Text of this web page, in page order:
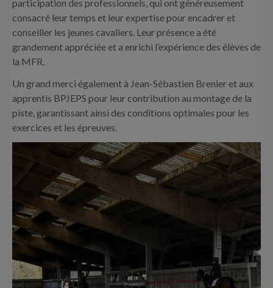
participation des professionnels, qui ont généreusement
consacré leur temps et leur expertise pour encadrer et
conseiller les jeunes cavaliers. Leur présence a été
grandement appréciée et a enrichi l’expérience des élèves de
la MFR.
Un grand merci également à Jean-Sébastien Brenier et aux
apprentis BPJEPS pour leur contribution au montage de la
piste, garantissant ainsi des conditions optimales pour les
exercices et les épreuves.